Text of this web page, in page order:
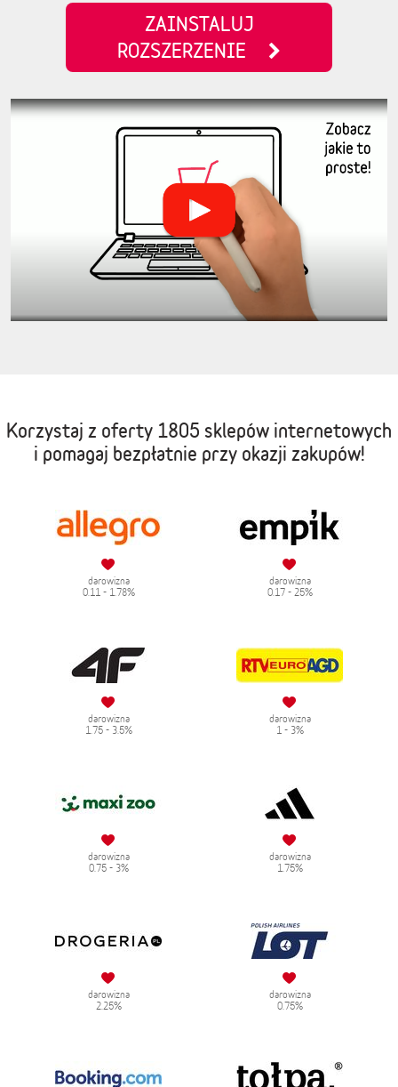
ZAINSTALUJ
ROZSZERZENIE
Korzystaj z oferty 1805 sklepów internetowych
i pomagaj bezpłatnie przy okazji zakupów!
darowizna
0.11 - 1.78%
darowizna
0.17 - 25%
darowizna
1.75 - 3.5%
darowizna
1 - 3%
darowizna
0.75 - 3%
darowizna
1.75%
darowizna
2.25%
darowizna
0.75%